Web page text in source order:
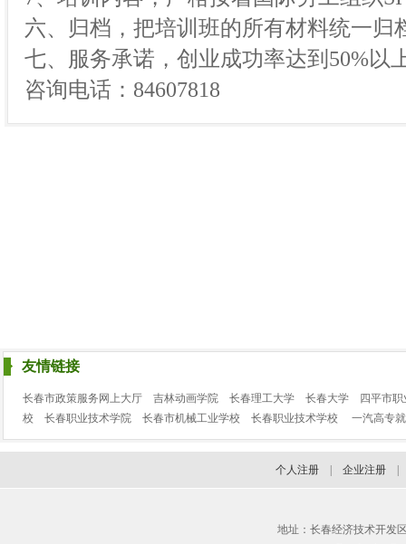
六、归档，把培训班的所有材料统一归
七、服务承诺，创业成功率达到50%以
咨询电话：84607818
友情链接
长春市政策服务网上大厅 吉林动画学院 长春理工大学 长春大学
四平市
校
长春职业技术学院 长春市机械工业学校 长春职业技术学校 一汽高专
个人注册 企业注册
地址：长春经济技术开发